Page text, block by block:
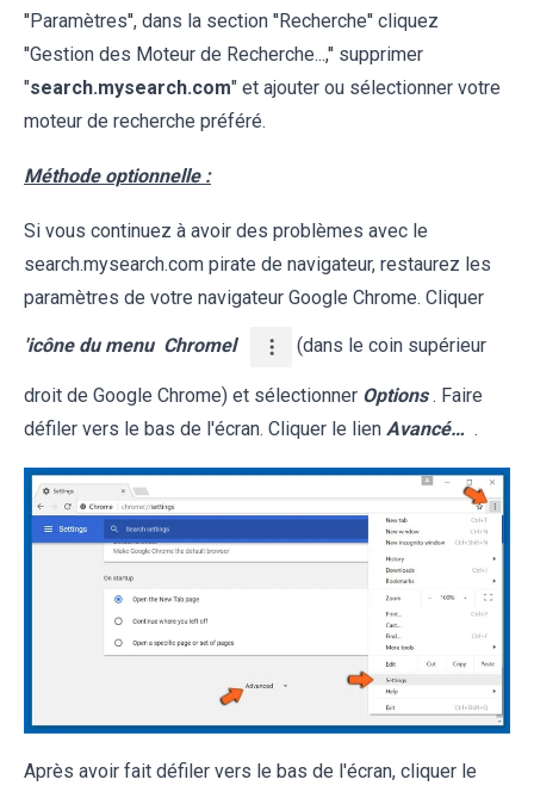
''Paramètres'', dans la section ''Recherche'' cliquez
''Gestion des Moteur de Recherche...,'' supprimer
"search.mysearch.com" et ajouter ou sélectionner votre
moteur de recherche préféré.
Méthode optionnelle :
Si vous continuez à avoir des problèmes avec le
search.mysearch.com pirate de navigateur, restaurez les
paramètres de votre navigateur Google Chrome. Cliquer
'icône du menu Chromel (dans le coin supérieur
droit de Google Chrome) et sélectionner Options . Faire
défiler vers le bas de l'écran. Cliquer le lien Avancé… .
Après avoir fait défiler vers le bas de l'écran, cliquer le